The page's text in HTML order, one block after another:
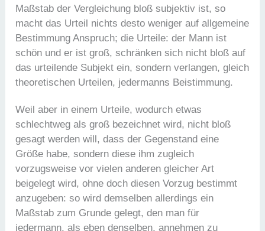
Maßstab der Vergleichung bloß subjektiv ist, so
macht das Urteil nichts desto weniger auf allgemeine
Bestimmung Anspruch; die Urteile: der Mann ist
schön und er ist groß, schränken sich nicht bloß auf
das urteilende Subjekt ein, sondern verlangen, gleich
theoretischen Urteilen, jedermanns Beistimmung.
Weil aber in einem Urteile, wodurch etwas
schlechtweg als groß bezeichnet wird, nicht bloß
gesagt werden will, dass der Gegenstand eine
Größe habe, sondern diese ihm zugleich
vorzugsweise vor vielen anderen gleicher Art
beigelegt wird, ohne doch diesen Vorzug bestimmt
anzugeben: so wird demselben allerdings ein
Maßstab zum Grunde gelegt, den man für
jedermann, als eben denselben, annehmen zu